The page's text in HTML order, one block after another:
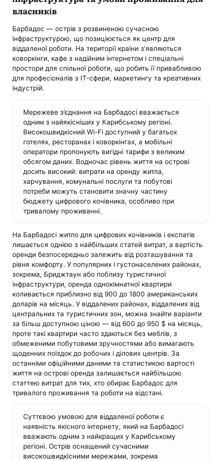
власників
Барбадос — острів з розвиненою сучасною
інфраструктурою, що позиціюється як центр для
віддаленої роботи. На території країни з’являються
коворкінги, кафе з надійним інтернетом і спеціальні
простори для спільної роботи, що робить її привабливою
для професіоналів з IT-сфери, маркетингу та креативних
індустрій.
Мережеве з’єднання на Барбадосі вважається
одним з найякісніших у Карибському регіоні.
Високошвидкісний Wi-Fi доступний у багатьох
готелях, ресторанах і коворкінгах, а мобільні
оператори пропонують вигідні тарифи з великим
обсягом даних. Водночас рівень життя на острові
досить високий: витрати на оренду житла,
харчування, комунальні послуги та побутові
потреби можуть становити значну частину
бюджету цифрового кочівника, особливо при
тривалому проживанні.
На Барбадосі житло для цифрових кочівників і експатів
лишається однією з найбільших статей витрат, а вартість
оренди безпосередньо залежить від розташування та
рівня комфорту. У популярних і густонаселених районах,
зокрема, Бриджтаун або поблизу туристичної
інфраструктури, оренда однокімнатної квартири
коливається приблизно від 900 до 1800 американських
доларів на місяць. У віддалених районах, віддалених від
центральних та туристичних зон, можна знайти варіанти
за більш доступною ціною — від 600 до 950 $ на місяць,
проте такі квартири часто здаються без меблів, з
обмеженими побутовими зручностями або вимагають
щоденних поїздок до робочих і ділових центрів. За
останніми офіційними даними та статистикою вартості
життя на острові оренда залишається найбільшою
статтею витрат для тих, хто обирає Барбадос для
тривалого проживання та роботи на відстані.
Суттєвою умовою для віддаленої роботи є
наявність якісного інтернету, який на Барбадосі
вважають одним з найкращих у Карибському
регіоні. Острів оснащений сучасними
високошвидкісними мережами, зокрема